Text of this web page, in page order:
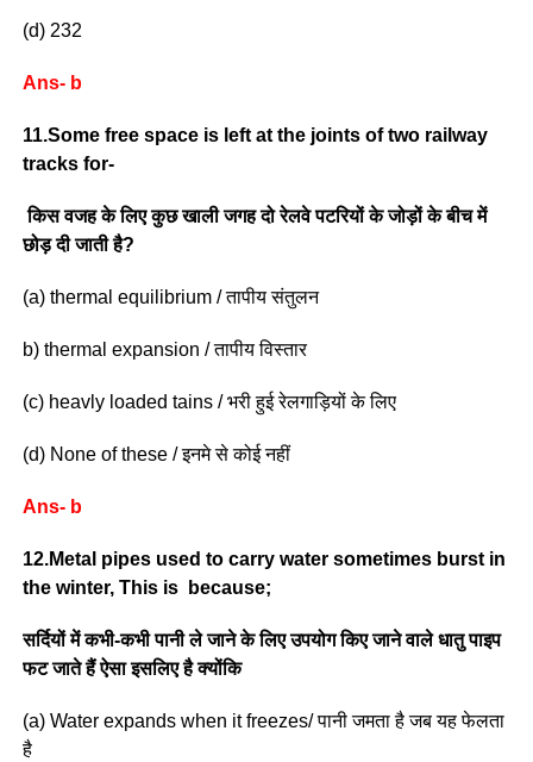
(d) 232
Ans- b
11.Some free space is left at the joints of two railway
tracks for-
किस वजह के लिए कुछ खाली जगह दो रेलवे पटरियों के जोड़ों के बीच में
छोड़ दी जाती है?
(a) thermal equilibrium / तापीय संतुलन
b) thermal expansion / तापीय विस्तार
(c) heavly loaded tains / भरी हुई रेलगाड़ियों के लिए
(d) None of these / इनमे से कोई नहीं
Ans- b
12.Metal pipes used to carry water sometimes burst in
the winter, This is because;
सर्दियों में कभी-कभी पानी ले जाने के लिए उपयोग किए जाने वाले धातु पाइप
फट जाते हैं ऐसा इसलिए है क्योंकि
(a) Water expands when it freezes/ पानी जमता है जब यह फेलता
है